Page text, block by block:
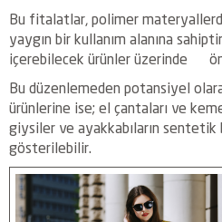
Bu fitalatlar, polimer
yaygın bir kullanım alanına
içerebilecek ürünler üzerinde
Bu düzenlemeden potansiyel
ürünlerine ise; el çantaları ve
giysiler ve ayakkabıların
gösterilebilir.